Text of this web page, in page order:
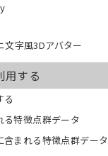
文字風3Dアバター
する
特徴点群データ
まれる特徴点群データ